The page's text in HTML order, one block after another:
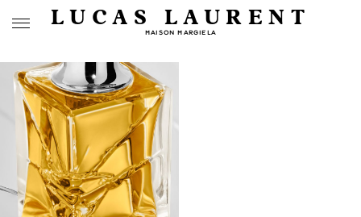
LUCAS LAURENT
MAISON MARGIELA